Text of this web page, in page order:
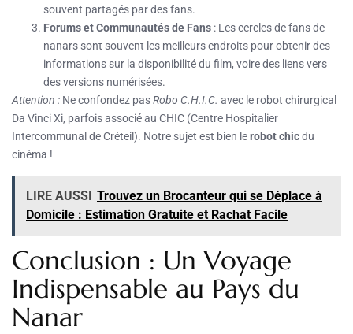
souvent partagés par des fans.
Forums et Communautés de Fans : Les cercles de fans de
nanars sont souvent les meilleurs endroits pour obtenir des
informations sur la disponibilité du film, voire des liens vers
des versions numérisées.
Attention : Ne confondez pasRobo C.H.I.C. avec le robot chirurgical
Da Vinci Xi, parfois associé au CHIC (Centre Hospitalier
Intercommunal de Créteil). Notre sujet est bien lerobot chicdu
cinéma !
LIRE AUSSI Trouvez un Brocanteur qui se Déplace à
Domicile : Estimation Gratuite et Rachat Facile
Conclusion : Un Voyage
Indispensable au Pays du
Nanar